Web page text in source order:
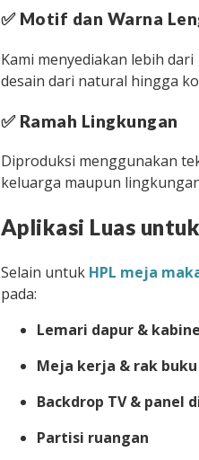
✅ Motif dan Warna
Kami menyediakan lebih
desain dari natural hingga
✅ Ramah Lingkungan
Diproduksi menggunakan
keluarga maupun
Aplikasi Luas
Selain untuk HPL meja
pada:
Lemari dapur &
Meja kerja & rak buku
Backdrop TV & panel
Partisi ruangan